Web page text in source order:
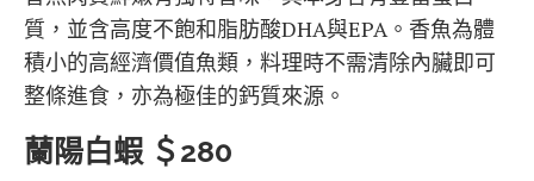
質，並含高度不飽和脂肪酸DHA與EPA。香魚為體
積小的高經濟價值魚類，料理時不需清除內臟即可
整條進食，亦為極佳的鈣質來源。
蘭陽白蝦 ＄280